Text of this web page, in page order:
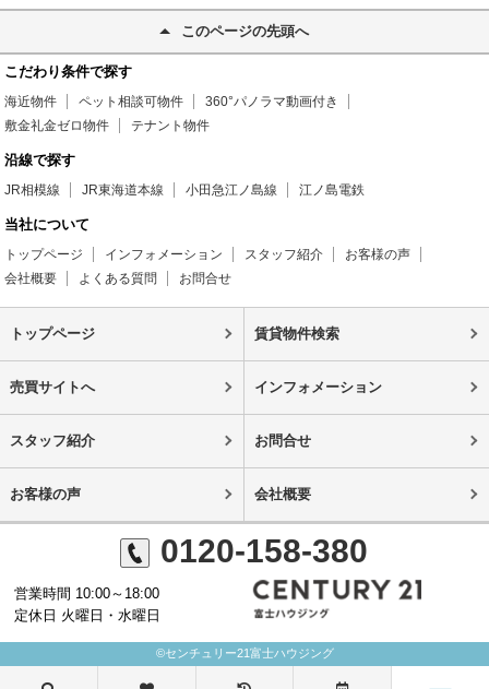
このページの先頭へ
こだわり条件で探す
海近物件 ペット相談可物件
360°パノラマ動画付き
敷金礼金ゼロ物件
テナント物件
沿線で探す
JR相模線 JR東海道本線 小田急江ノ島線 江ノ島電鉄
当社について
トップページ インフォメーション スタッフ紹介
お客様の声
会社概要
よくある質問 お問合せ
トップページ 賃貸物件検索
売買サイトへ インフォメーション
スタッフ紹介 お問合せ
お客様の声 会社概要
0120-158-380
営業時間 10:00～18:00
定休日 火曜日・水曜日
©センチュリー21富士ハウジング